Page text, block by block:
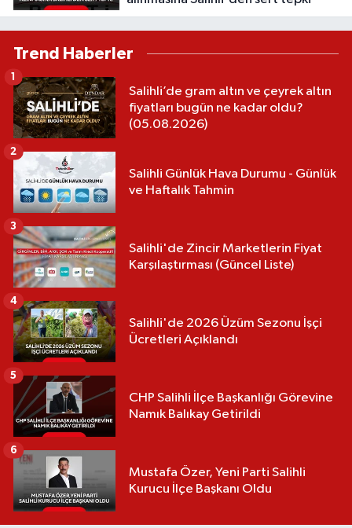
Trend Haberler
Salihli’de gram altın ve çeyrek altın
fiyatları bugün ne kadar oldu?
(05.08.2026)
1
Salihli Günlük Hava Durumu - Günlük
ve Haftalık Tahmin
2
Salihli'de Zincir Marketlerin Fiyat
Karşılaştırması (Güncel Liste)
3
Salihli'de 2026 Üzüm Sezonu İşçi
Ücretleri Açıklandı
4
CHP Salihli İlçe Başkanlığı Görevine
Namık Balıkay Getirildi
5
Mustafa Özer, Yeni Parti Salihli
Kurucu İlçe Başkanı Oldu
6